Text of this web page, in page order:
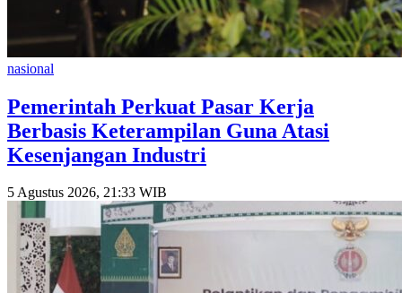
nasional
Pemerintah Perkuat Pasar Kerja
Berbasis Keterampilan Guna Atasi
Kesenjangan Industri
5 Agustus 2026, 21:33 WIB